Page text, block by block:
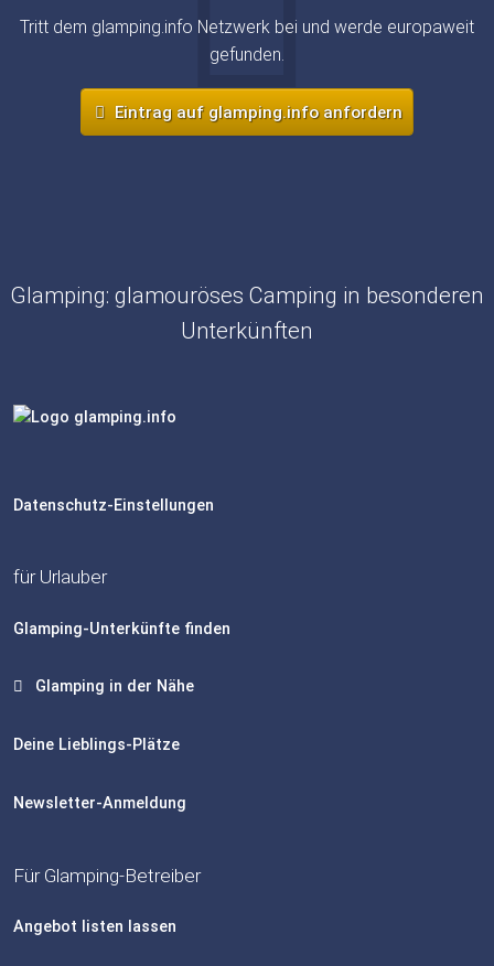
Tritt dem glamping.info Netzwerk bei und werde europaweit
gefunden.
Eintrag auf glamping.info anfordern
Glamping: glamouröses Camping in besonderen
Unterkünften
Datenschutz-Einstellungen
für Urlauber
Glamping-Unterkünfte finden
Glamping in der Nähe
Deine Lieblings-Plätze
Newsletter-Anmeldung
Für Glamping-Betreiber
Angebot listen lassen